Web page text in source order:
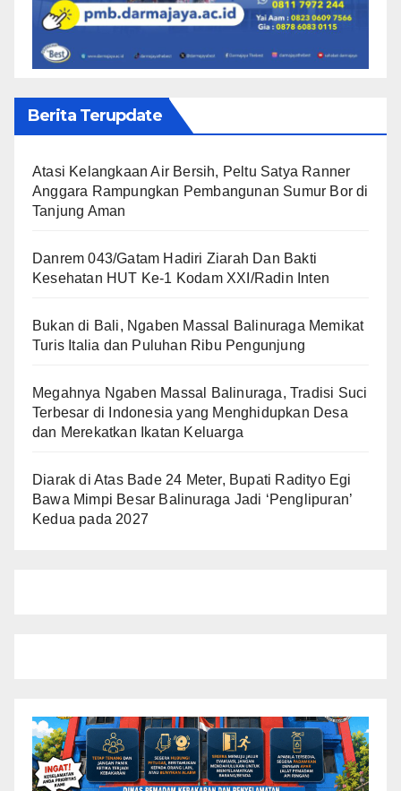
Berita Terupdate
Atasi Kelangkaan Air Bersih, Peltu Satya Ranner
Anggara Rampungkan Pembangunan Sumur Bor di
Tanjung Aman
Danrem 043/Gatam Hadiri Ziarah Dan Bakti
Kesehatan HUT Ke-1 Kodam XXI/Radin Inten
Bukan di Bali, Ngaben Massal Balinuraga Memikat
Turis Italia dan Puluhan Ribu Pengunjung
Megahnya Ngaben Massal Balinuraga, Tradisi Suci
Terbesar di Indonesia yang Menghidupkan Desa
dan Merekatkan Ikatan Keluarga
Diarak di Atas Bade 24 Meter, Bupati Radityo Egi
Bawa Mimpi Besar Balinuraga Jadi ‘Penglipuran’
Kedua pada 2027